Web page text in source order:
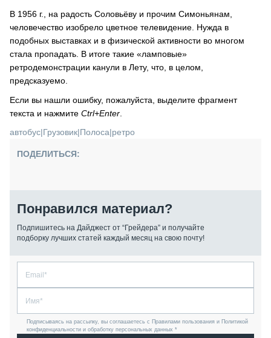
В 1956 г., на радость Соловьёву и прочим Симоньянам,
человечество изобрело цветное телевидение. Нужда в
подобных выставках и в физической активности во многом
стала пропадать. В итоге такие «ламповые»
ретродемонстрации канули в Лету, что, в целом,
предсказуемо.
Если вы нашли ошибку, пожалуйста, выделите фрагмент
текста и нажмите Ctrl+Enter
автобус|Грузовик|Полоса|ретро
ПОДЕЛИТЬСЯ:
Понравился материал?
Подпишитесь на Дайджест от “Грейдера” и получайте
подборку лучших статей каждый месяц на свою почту!
Подписываясь на рассылку, вы соглашаетесь с Правилами пользования и Политикой
конфиденциальности и обработку персональных данных *